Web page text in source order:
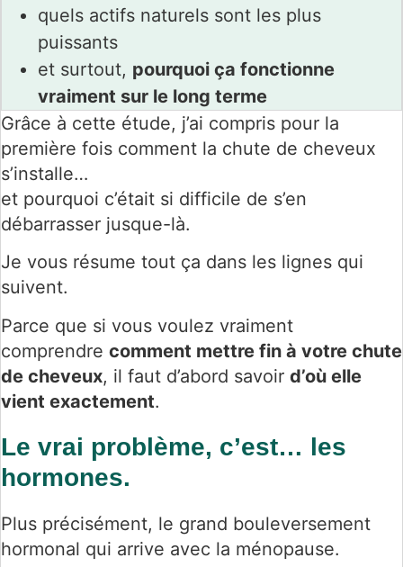
quels actifs naturels sont les plus
puissants
et surtout, pourquoi ça fonctionne
vraiment sur le long terme
Grâce à cette étude, j’ai compris pour la
première fois comment la chute de cheveux
s’installe…
et pourquoi c’était si difficile de s’en
débarrasser jusque-là.
Je vous résume tout ça dans les lignes qui
suivent.
Parce que si vous voulez vraiment
comprendre comment mettre fin à votre chute
de cheveux, il faut d’abord savoir d’où elle
vient exactement.
Le vrai problème, c’est… les
hormones.
Plus précisément, le grand bouleversement
hormonal qui arrive avec la ménopause.